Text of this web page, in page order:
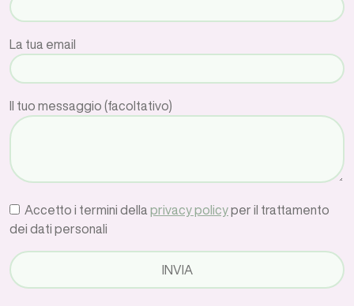
La tua email
Il tuo messaggio (facoltativo)
Accetto i termini della privacy policyper il trattamento
dei dati personali